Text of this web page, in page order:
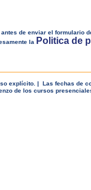
de enviar el formulario
la Politica de
explícito. | Las fechas
de los cursos